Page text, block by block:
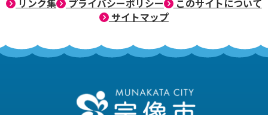
リンク集 プライバシーポリシー
このサイトについて
サイトマップ